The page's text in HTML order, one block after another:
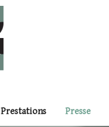
Prestations Presse